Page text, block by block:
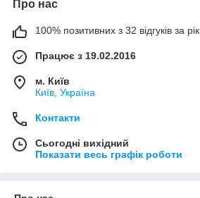
Про нас
100% позитивних з 32 відгуків за рік
Працює з 19.02.2016
м. Київ
Київ, Україна
Контакти
Сьогодні вихідний
Показати весь графік роботи